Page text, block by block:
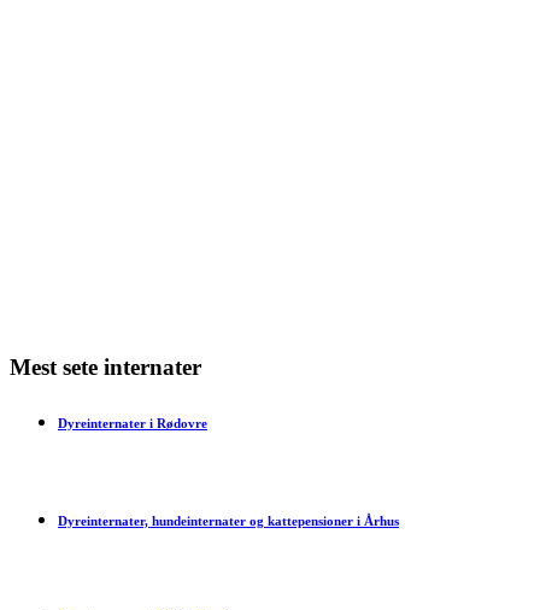
Mest sete internater
Dyreinternater i Rødovre
Dyreinternater, hundeinternater og kattepensioner i Århus